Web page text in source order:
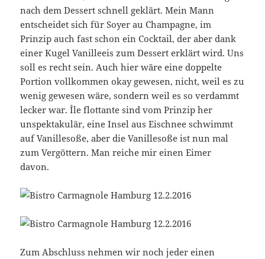
nach dem Dessert schnell geklärt. Mein Mann
entscheidet sich für Soyer au Champagne, im
Prinzip auch fast schon ein Cocktail, der aber dank
einer Kugel Vanilleeis zum Dessert erklärt wird. Uns
soll es recht sein. Auch hier wäre eine doppelte
Portion vollkommen okay gewesen, nicht, weil es zu
wenig gewesen wäre, sondern weil es so verdammt
lecker war. Île flottante sind vom Prinzip her
unspektakulär, eine Insel aus Eischnee schwimmt
auf Vanillesoße, aber die Vanillesoße ist nun mal
zum Vergöttern. Man reiche mir einen Eimer
davon.
Zum Abschluss nehmen wir noch jeder einen